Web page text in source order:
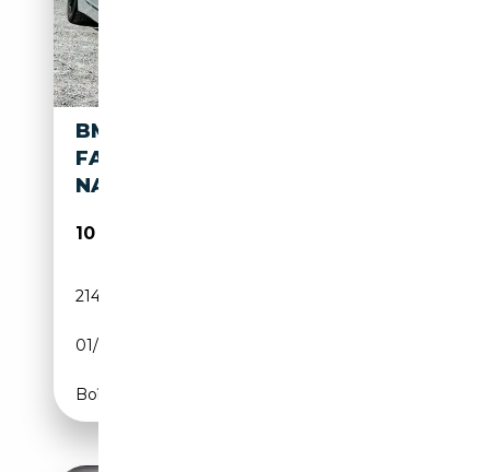
BMW 418 2.0D GRAN COUPÉ
FACELIFT EURO6B LEDER
NAVI LED PDC
10 900€
214 000 km
01/2018
Boîte manuelle